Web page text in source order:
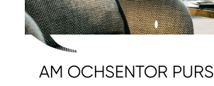
AM OCHSENTOR PURS